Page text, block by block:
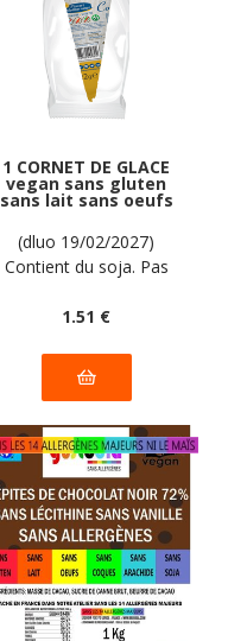
1 CORNET DE GLACE
vegan sans gluten
sans lait sans oeufs
arachide PIACERI
MEDITERRANEI : 22g
(dluo 19/02/2027)
Contient du soja. Pas
déclarés par le fabricant
1.51 €